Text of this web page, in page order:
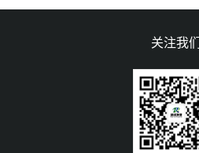
关注我们